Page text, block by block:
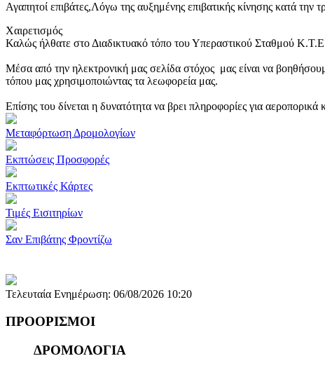
Αγαπητοί επιβάτες,Λόγω της αυξημένης επιβατικής κίνησης κατά
Χαιρετισμός
Καλώς ήλθατε στο Διαδικτυακό τόπο του Υπεραστικού Σταθμού
Μέσα από την ηλεκτρονική μας σελίδα στόχος μας είναι να
τόπου μας χρησιμοποιώντας τα λεωφορεία μας.
Επίσης του δίνεται η δυνατότητα να βρει πληροφορίες για
Μεταφόρτωση Δρομολογίων
Εκπτώσεις Προσφορές
Εκπτωτικές Κάρτες
Τιμές Εισιτηρίων
Σαν Επιβάτης Φροντίζω
Τελευταία Ενημέρωση: 06/08/2026 10:20
ΠΡΟΟΡΙΣΜΟΙ
ΔΡΟΜΟΛΟΓΙΑ